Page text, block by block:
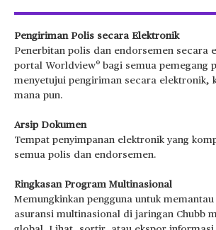
Pengiriman Polis secara Elektronik
Penerbitan polis dan endorsemen secara
portal Worldview® bagi semua pemegang
menyetujui pengiriman secara elektronik,
mana pun.
Arsip Dokumen
Tempat penyimpanan elektronik yang
semua polis dan endorsemen.
Ringkasan Program Multinasional
Memungkinkan pengguna untuk
asuransi multinasional di jaringan Chubb